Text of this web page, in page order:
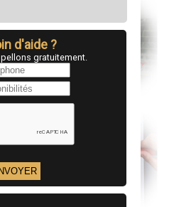
d'aide ?
gratuitement.